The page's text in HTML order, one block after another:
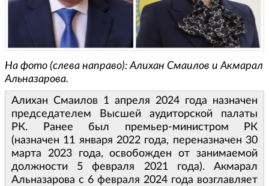
На фото (слева направо): Алихан Смаилов и Акмарал
Альназарова.
Алихан Смаилов 1 апреля 2024 года назначен
председателем Высшей аудиторской палаты
РК. Ранее был премьер-министром РК
(назначен 11 января 2022 года, переназначен 30
марта 2023 года, освобожден от занимаемой
должности 5 февраля 2021 года). Акмарал
Альназарова с 6 февраля 2024 года возглавляет